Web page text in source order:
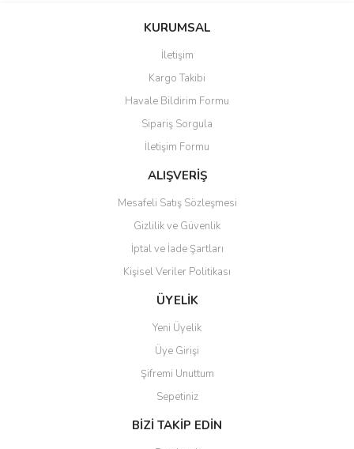
Ürün resmi kalitesiz, bozuk veya görüntülenemiyor.
Ürün açıklamasında eksik bilgiler bulunuyor.
Ürün bilgilerinde hatalar bulunuyor.
Ürün fiyatı diğer sitelerden daha pahalı.
Bu ürüne benzer farklı alternatifler olmalı.
Gönder
KURUMSAL
İletişim
Kargo Takibi
Havale Bildirim Formu
Sipariş Sorgula
İletişim Formu
ALIŞVERİŞ
Mesafeli Satış Sözleşmesi
Gizlilik ve Güvenlik
İptal ve İade Şartları
Kişisel Veriler Politikası
ÜYELİK
Yeni Üyelik
Üye Girişi
Şifremi Unuttum
Sepetiniz
BİZİ TAKİP EDİN